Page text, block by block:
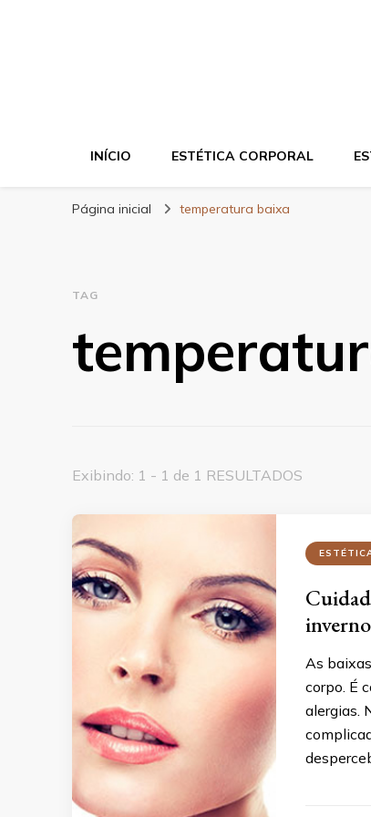
Blog da Zahra
INÍCIO ESTÉTICA CORPORAL
Página inicial temperatura baixa
TAG
Exibindo: 1 - 1 de 1 RESULTADOS
inverno
As
corpo. É
alergias.